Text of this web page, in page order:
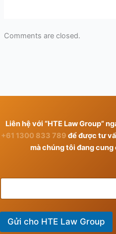
Comments are closed.
Liên hệ với “HTE Law Group”
+61 1300 833 789 để được tư
mà chúng tôi đang cung
Gửi cho HTE Law Group